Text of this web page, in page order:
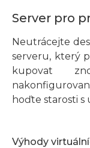
Server pro
Neutrácejte
serveru, který
kupovat
hoďte starosti
Výhody